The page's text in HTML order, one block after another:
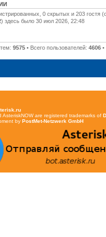
0 скрытых и 203 гостя
) здесь было 30 июл 2026, 22:48
9575• Всего пользователей: 4606•
AsteriskNOW are registered trademarks of
by PostMet-Netzwerk GmbH